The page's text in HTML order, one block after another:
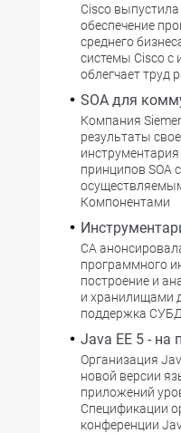
Cisco
обеспечение
среднего
системы Cisco с
облегчает труд
SOA для
Компания
результаты
принципов SOA
Компонентами
CA
программного
построение и
и хранилищами
поддержка СУБД
Java EE 5 - на
Организация
новой версии
приложений
Спецификации
конференции